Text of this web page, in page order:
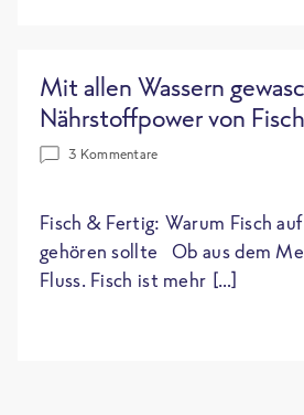
Mit allen Wassern
Nährstoffpower von Fisch
3 Kommentare
Fisch & Fertig: Warum Fisch
gehören sollte Ob aus dem
Fluss. Fisch ist mehr […]